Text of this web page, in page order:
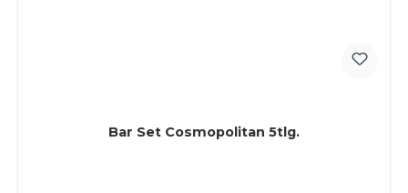
Bar Set Cosmopolitan 5tlg.